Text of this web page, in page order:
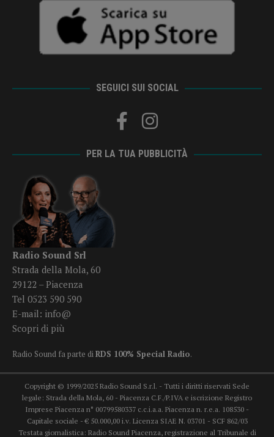
SEGUICI SUI SOCIAL
PER LA TUA PUBBLICITÀ
Radio Sound Srl
Strada della Mola, 60
29122 – Piacenza
Tel 0523 590 590
E-mail: info@
Scopri di più
Radio Sound fa parte diRDS 100% Special Radio.
Copyright © 1999/2025 Radio Sound S.r.l. - Tutti i diritti riservati Sede
legale: Strada della Mola, 60 - Piacenza C.F./P.IVA e iscrizione Registro
Imprese Piacenza n° 00799580337 c.c.i.a.a. Piacenza n. r.e.a. 108530 -
Capitale sociale - € 50.000,00 i.v. Licenza SIAE N. 03701 - SCF 862/03
Testata giornalistica: Radio Sound Piacenza, registrazione al Tribunale di